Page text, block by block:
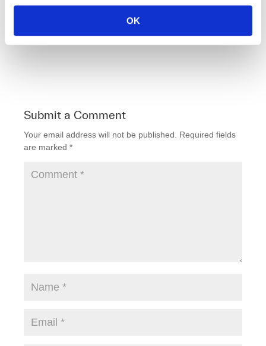
OK
necesaria para llevarlos a cabo.
F
a
b
o
o
T
wi
Li
n
dI
n
E
m
Submit a Comment
Your email address will not be published. Required fields
are marked *